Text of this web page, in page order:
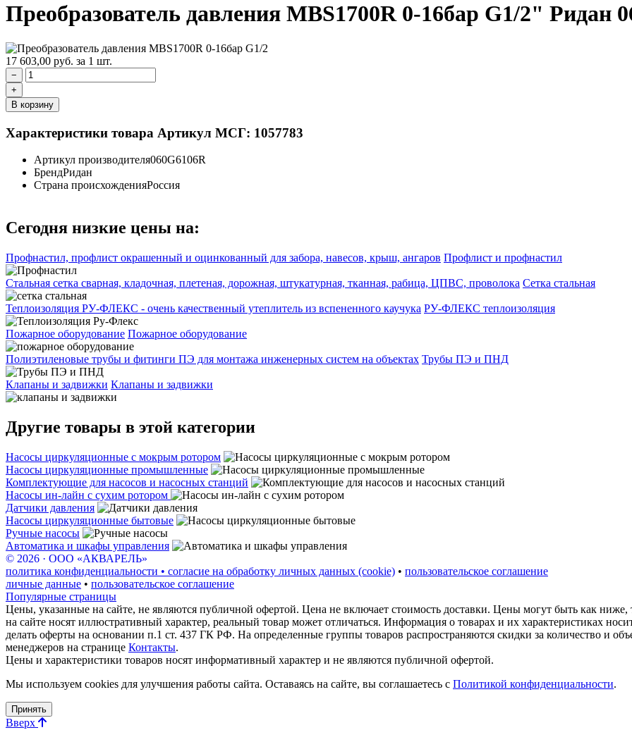
Преобразователь давления MBS1700R 0-16бар G1/2" Ридан
17 603,00 руб. за 1 шт.
−
+
В корзину
Характеристики товара Артикул МСГ: 1057783
Артикул производителя060G6106R
БрендРидан
Страна происхожденияРоссия
Сегодня низкие цены на:
Профнастил, профлист окрашенный и оцинкованный для забора, навесов, крыш, ангаров Профлист и профнастил
Стальная сетка сварная, кладочная, плетеная, дорожная, штукатурная, тканная, рабица, ЦПВС, проволока Сетка стальная
Теплоизоляция РУ-ФЛЕКС - очень качественный утеплитель из вспененного каучука РУ-ФЛЕКС теплоизоляция
Пожарное оборудование Пожарное оборудование
Полиэтиленовые трубы и фитинги ПЭ для монтажа инженерных систем на объектах Трубы ПЭ и ПНД
Клапаны и задвижки Клапаны и задвижки
Другие товары в этой категории
Насосы циркуляционные с мокрым ротором
Насосы циркуляционные промышленные
Комплектующие для насосов и насосных станций
Насосы ин-лайн с сухим ротором
Датчики давления
Насосы циркуляционные бытовые
Ручные насосы
Автоматика и шкафы управления
© 2026 · ООО «АКВАРЕЛЬ»
политика конфиденциальности • согласие на обработку личных данных (cookie) • пользовательское соглашение
личные данные • пользовательское соглашение
Популярные страницы
Цены, указанные на сайте, не являются публичной офертой. Цена не включает стоимость доставки. Цены могут быть как
на сайте носят иллюстративный характер, реальный товар может отличаться. Информация о товарах и их характеристиках
делать оферты на основании п.1 ст. 437 ГК РФ. На определенные группы товаров распространяются скидки за количество и
менеджеров на странице Контакты.
Цены и характеристики товаров носят информативный характер и не являются публичной офертой.
Мы используем cookies для улучшения работы сайта. Оставаясь на сайте, вы соглашаетесь с Политикой конфиденциальности.
Принять
Вверх